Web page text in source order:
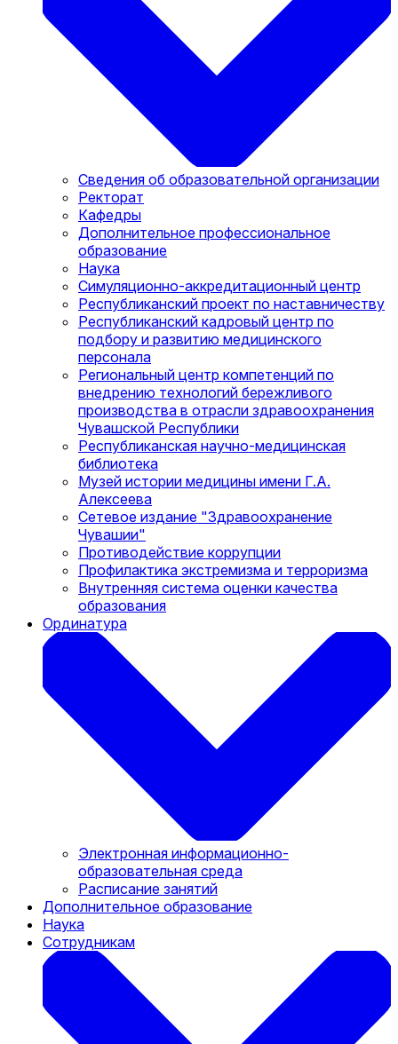
Сведения об образовательной организации
Ректорат
Кафедры
Дополнительное профессиональное
образование
Наука
Симуляционно-аккредитационный центр
Республиканский проект по наставничеству
Республиканский кадровый центр по
подбору и развитию медицинского
персонала
Региональный центр компетенций по
внедрению технологий бережливого
производства в отрасли здравоохранения
Чувашской Республики
Республиканская научно-медицинская
библиотека
Музей истории медицины имени Г.А.
Алексеева
Сетевое издание "Здравоохранение
Чувашии"
Противодействие коррупции
Профилактика экстремизма и терроризма
Внутренняя система оценки качества
образования
Ординатура
Электронная информационно-
образовательная среда
Расписание занятий
Дополнительное образование
Наука
Сотрудникам